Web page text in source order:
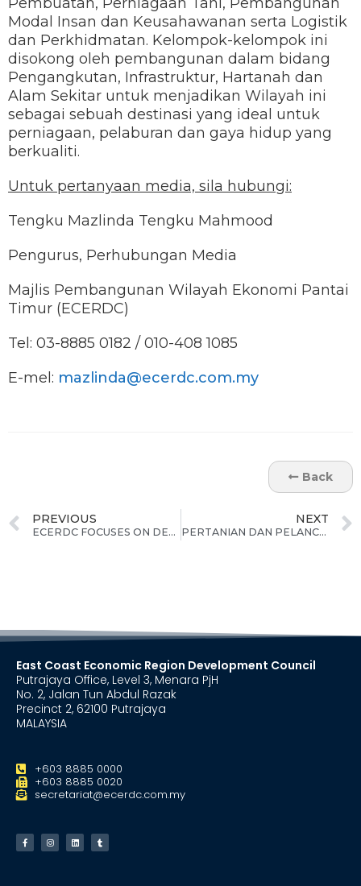
Modal Insan dan Keusahawanan serta Logistik
dan Perkhidmatan. Kelompok-kelompok ini
disokong oleh pembangunan dalam bidang
Pengangkutan, Infrastruktur, Hartanah dan
Alam Sekitar untuk menjadikan Wilayah ini
sebagai sebuah destinasi yang ideal untuk
perniagaan, pelaburan dan gaya hidup yang
berkualiti.
Untuk pertanyaan media, sila hubungi:
Tengku Mazlinda Tengku Mahmood
Pengurus, Perhubungan Media
Majlis Pembangunan Wilayah Ekonomi Pantai
Timur (ECERDC)
Tel: 03-8885 0182 / 010-408 1085
E-mel: mazlinda@ecerdc.com.my
Back
PREVIOUS
ECERDC FOCUSES ON DEVELOPING TOURISM AND MANUFACTURING AS STRATEGIC SECTORS FOR PAHANG POST COVID-19
NEXT
PERTANIAN DAN PELANCONGAN PACU PERTUMBUHAN AKTIVITI EKONOMI DI MERSING PASCA COVID-19
East Coast Economic Region Development Council
Putrajaya Office, Level 3, Menara PjH
No. 2, Jalan Tun Abdul Razak
Precinct 2, 62100 Putrajaya
MALAYSIA
+603 8885 0000
+603 8885 0020
secretariat@ecerdc.com.my